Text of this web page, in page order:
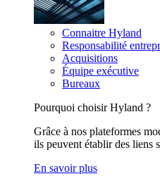
Connaitre Hyland
Responsabilité
Acquisitions
Équipe exécutive
Bureaux
Pourquoi choisir Hyland ?
Grâce à nos plateformes
ils peuvent établir des liens
En savoir plus